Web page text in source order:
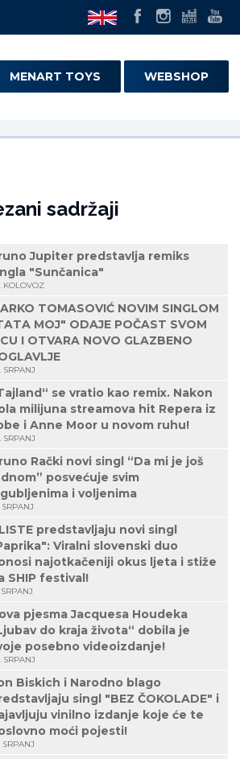
MENART TOYS WEBSHOP
sadržaji
Jupiter predstavlja remiks
"Sunčanica"
KOLOVOZ
TOMASOVIĆ NOVIM SINGLOM
MOJ" ODAJE POČAST SVOM
I OTVARA NOVO GLAZBENO
SRPANJ
se vratio kao remix. Nakon
milijuna streamova hit Repera iz
i Anne Moor u novom ruhu!
SRPANJ
Rački novi singl “Da mi je još
posvećuje svim
i voljenima
SRPANJ
predstavljaju novi singl
Viralni slovenski duo
najotkačeniji okus ljeta i stiže
SHIP festival!
SRPANJ
pjesma Jacquesa Houdeka
do kraja života“ dobila je
posebno videoizdanje!
SRPANJ
Biskich i Narodno blago
singl "BEZ ČOKOLADE" i
vinilno izdanje koje će te
moći pojesti!
SRPANJ